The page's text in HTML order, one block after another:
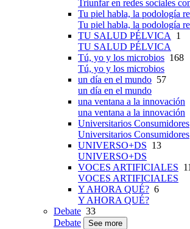
Triunfar en redes sociales
Tu piel habla, la podología
Tu piel habla, la podología
TU SALUD PÉLVICA 1
TU SALUD PÉLVICA
Tú, yo y los microbios 168
Tú, yo y los microbios
un día en el mundo 57
un día en el mundo
una ventana a la innovación
una ventana a la innovación
Universitarios Consumidores
Universitarios Consumidores
UNIVERSO+DS 13
UNIVERSO+DS
VOCES ARTIFICIALES
VOCES ARTIFICIALES
Y AHORA QUÉ? 6
Y AHORA QUÉ?
Debate 33
Debate
See more